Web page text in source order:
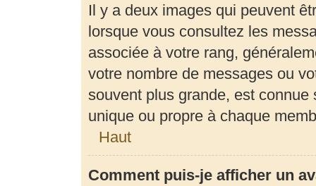
Il y a deux images qui peuvent
lorsque vous consultez les
associée à votre rang,
votre nombre de messages ou
souvent plus grande, est connue
unique ou propre à chaque
Haut
Comment puis-je afficher un